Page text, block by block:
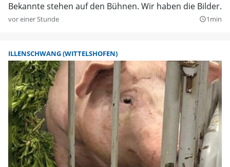
Bekannte stehen auf den Bühnen. Wir haben die Bilder.
vor einer Stunde query_builder1min
ILLENSCHWANG (WITTELSHOFEN)